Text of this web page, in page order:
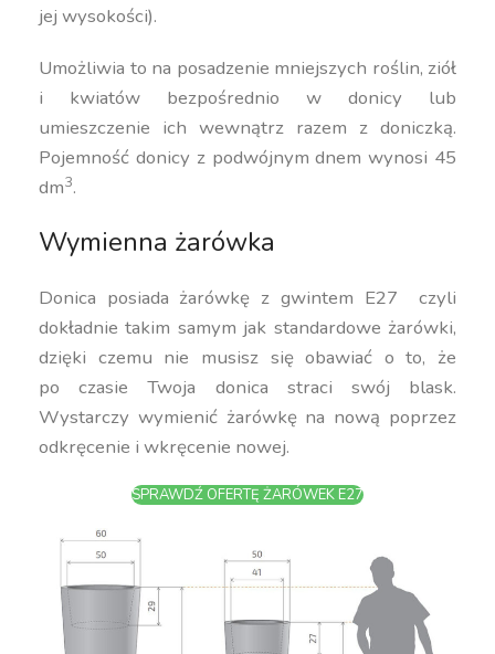
jej wysokości).
Umożliwia to na posadzenie mniejszych roślin, ziół
i kwiatów bezpośrednio w donicy lub
umieszczenie ich wewnątrz razem z doniczką.
Pojemność donicy z podwójnym dnem wynosi 45
dm3.
Wymienna żarówka
Donica posiada żarówkę z gwintem E27 czyli
dokładnie takim samym jak standardowe żarówki,
dzięki czemu nie musisz się obawiać o to, że
po czasie Twoja donica straci swój blask.
Wystarczy wymienić żarówkę na nową poprzez
odkręcenie i wkręcenie nowej.
SPRAWDŹ OFERTĘ ŻARÓWEK E27